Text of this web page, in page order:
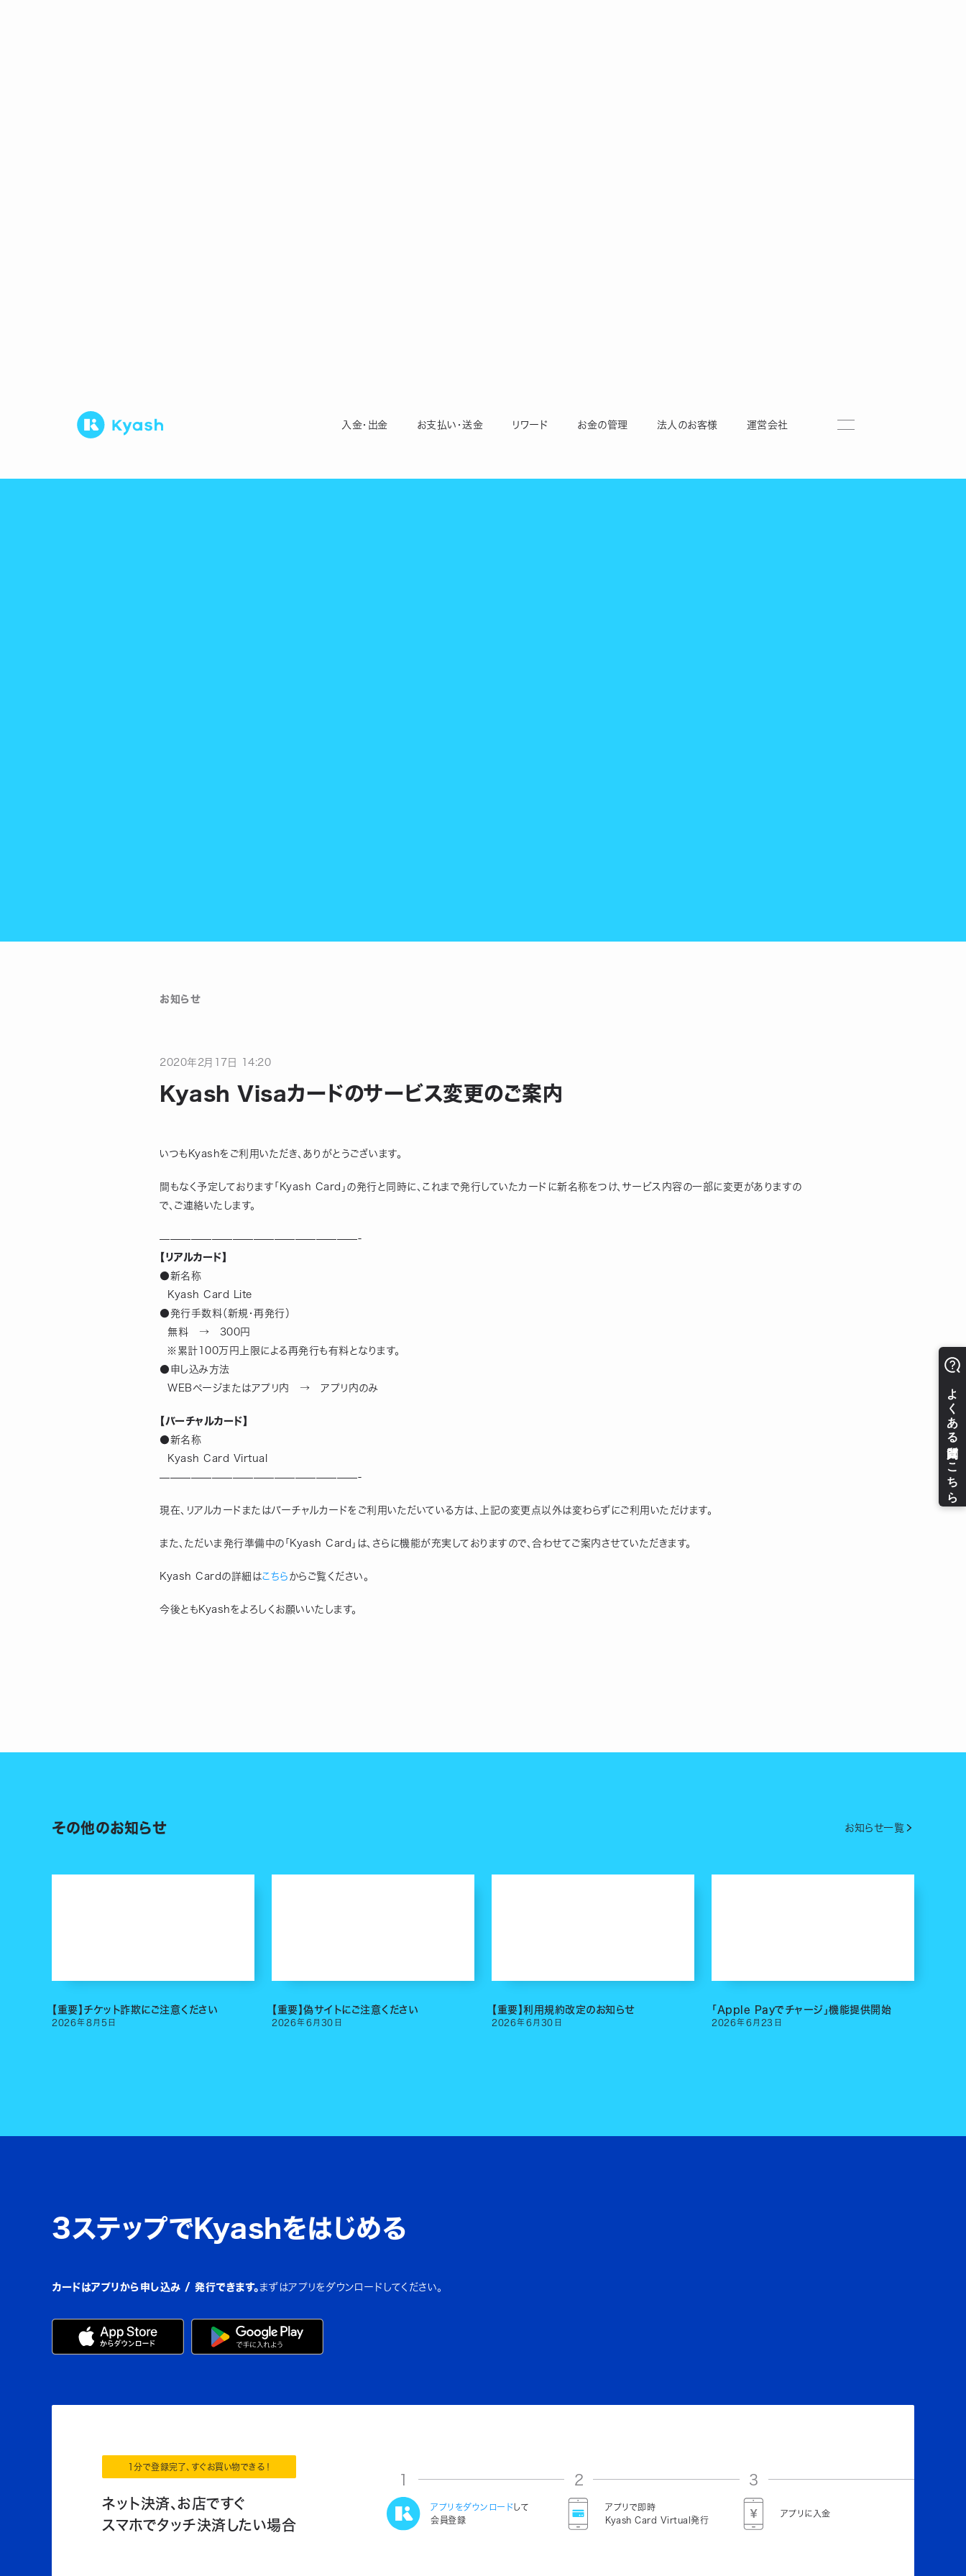
入金・出金 お支払い・送金 リワード お金の管理 法人のお客様 運営会社
お知らせ
2020年 2月 17 日 14:20
Kyash Visaカードのサービス変更のご案内
いつもKyashをご利用いただき、ありがとうございます。
間もなく予定しております「Kyash Card」の発行と同時に、これまで発行していたカードに新名称をつけ、サービス内容の一部に変更がありますの
で、ご連絡いたします。
———————————————————-
【リアルカード】
●新名称
Kyash Card Lite
●発行手数料（新規・再発行）
無料　→　300円
※累計100万円上限による再発行も有料となります。
●申し込み方法
WEBページまたはアプリ内　→　アプリ内のみ
【バーチャルカード】
●新名称
Kyash Card Virtual
———————————————————-
現在、リアルカードまたはバーチャルカードをご利用いただいている方は、上記の変更点以外は変わらずにご利用いただけます。
また、ただいま発行準備中の「Kyash Card」は、さらに機能が充実しておりますので、合わせてご案内させていただきます。
Kyash Cardの詳細はこちら からご覧ください。
今後ともKyashをよろしくお願いいたします。
その他のお知らせ お知らせ一覧
【重要】チケット詐欺にご注意ください
2026年8 月 5 日
【重要】偽サイトにご注意ください
2026年6 月 30 日
【重要】利用規約改定のお知らせ
2026年6 月 30 日
「Apple Payでチャージ」機能提供開始
2026年6 月 23 日
3ステップでKyashをはじめる
カードはアプリから申し込み / 発行できます。 まずはアプリをダウンロードしてください。
1分で登録完了、すぐお買い物できる！
ネット決済、お店ですぐ
スマホでタッチ決済したい場合
1
アプリをダウンロード して
会員登録
2
アプリで即時
Kyash Card Virtual発行
3
アプリに入金